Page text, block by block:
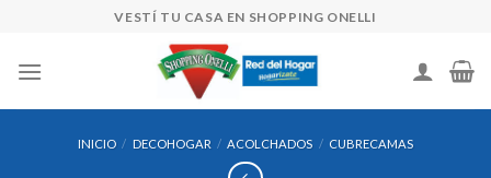
content
VESTÍ TU CASA EN SHOPPING ONELLI
INICIO / DECOHOGAR / ACOLCHADOS / CUBRECAMAS